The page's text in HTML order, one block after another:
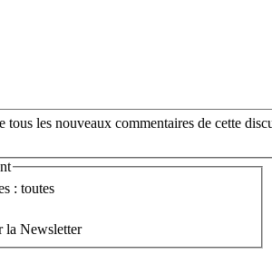
tous les nouveaux commentaires de cette
: toutes
la Newsletter